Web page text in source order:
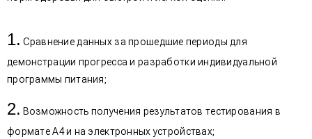
Сравнение данных за прошедшие периоды для
демонстрации прогресса и разработки индивидуальной
программы питания;
Возможность получения результатов тестирования в
формате А4 и на электронных устройствах;